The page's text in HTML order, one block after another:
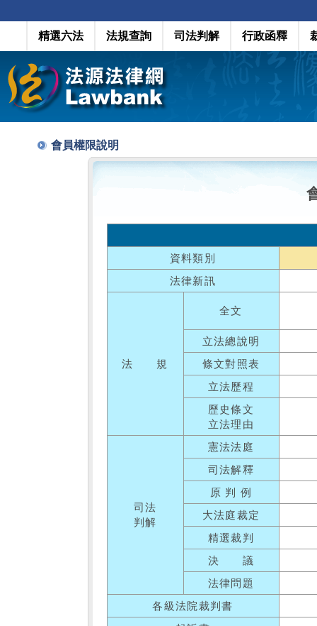
精選六法 法規查詢 司法判解 行政函釋
會員權限說明
資料類別
法律新訊
法 規
全文
立法總說明
條文對照表
立法歷程
歷史條文
立法理由
司法
判解
憲法法庭
司法解釋
原 判 例
大法庭裁定
精選裁判
決 議
法律問題
各級法院裁判書